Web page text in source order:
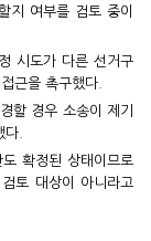
지 여부를 검토 중이
시도가 다른 선거구
근을 촉구했다.
할 경우 소송이 제기
.
확정된 상태이므로
토 대상이 아니라고